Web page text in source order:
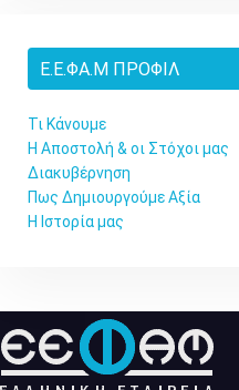
Ε.Ε.ΦΑ.Μ ΠΡΟΦΊΛ
Τι Κάνουμε
Η Αποστολή & οι Στόχοι μας
Διακυβέρνηση
Πως Δημιουργούμε Αξία
Η Ιστορία μας